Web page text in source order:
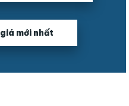
mới nhất